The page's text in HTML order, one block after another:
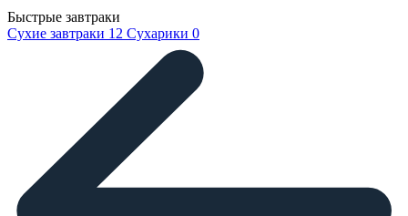
Быстрые завтраки
Сухие завтраки 12 Сухарики 0